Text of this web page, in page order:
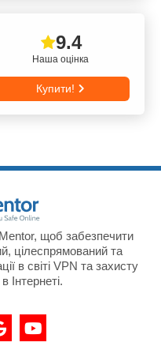
Наша оцінка
9.4
Купити!
щоб забезпечити
цілеспрямований та
в світі VPN та захисту
Інтернеті.